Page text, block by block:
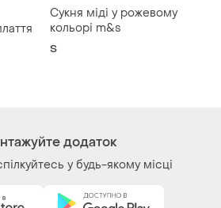
Сукня міді у рожевому
кольорі m&s
S
додаток
у будь-якому місці